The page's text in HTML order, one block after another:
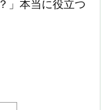
」本当に役立つ